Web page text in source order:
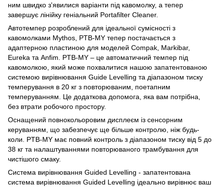
ним швидко з'явилися варіанти під кавомолку, а тепер
завершує лінійку геніальний Portafilter Cleaner.
Автотемпер розроблений для ідеальної сумісності з
кавомолками Mythos, PTB-MY тепер постачається з
адаптерною пластиною для моделей Compak, Markibar,
Eureka та Anfim. PTB-MY – це автоматичний темпер під
кавомолкою, який може похвалитися нашою запатентованою
системою вирівнювання Guide Levelling та діапазоном тиску
темперування в 20 кг з повторюваним, поетапним
темперуванням. Це додаткова допомога, яка вам потрібна,
без втрати робочого простору.
Оснащений повнокольоровим дисплеєм із сенсорним
керуванням, що забезпечує ще більше контролю, ніж будь-
коли. PTB-MY має повний контроль з діапазоном тиску від 5 до
38 кг та налаштуваннями повторюваного трамбування для
чистішого смаку.
Система вирівнювання Guided Levelling - запатентована
система вирівнювання Guided Levelling ідеально вирівнює ваш